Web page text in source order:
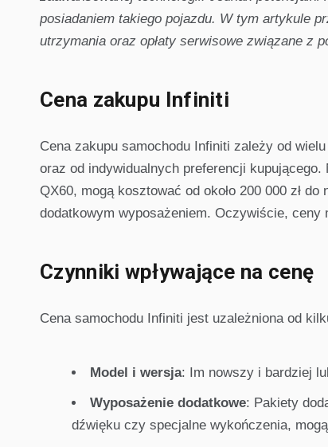
posiadaniem takiego pojazdu. W tym artykule
utrzymania oraz opłaty serwisowe związane z
Cena zakupu Infiniti
Cena zakupu samochodu Infiniti zależy od
oraz od indywidualnych preferencji
QX60, mogą kosztować od około 200 000 zł
dodatkowym wyposażeniem. Oczywiście,
Czynniki wpływające na cenę
Cena samochodu Infiniti jest uzależniona od
Model i wersja: Im nowszy i bardziej
Wyposażenie dodatkowe: Pakiety
dźwięku czy specjalne wykończenia,